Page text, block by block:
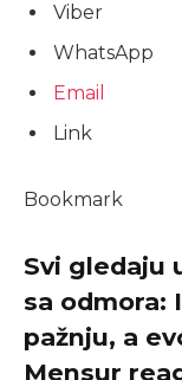
Viber
WhatsApp
Email
Link
Bookmark
Svi gledaju
sa odmora:
pažnju, a
Mensur